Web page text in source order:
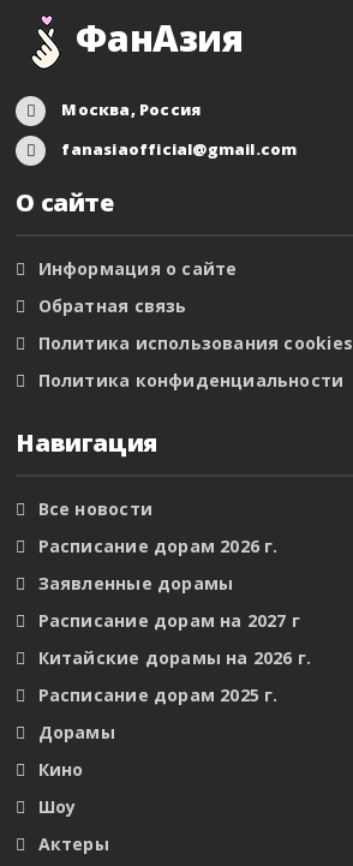
ФанАзия
Москва, Россия
fanasiaofficial@gmail.com
О сайте
Информация о сайте
Обратная связь
Политика использования cookies
Политика конфиденциальности
Навигация
Все новости
Расписание дорам 2026 г.
Заявленные дорамы
Расписание дорам на 2027 г
Китайские дорамы на 2026 г.
Расписание дорам 2025 г.
Дорамы
Кино
Шоу
Актеры